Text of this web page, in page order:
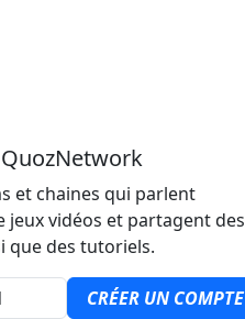
et chaines qui parlent
jeux vidéos et partagent des
que des tutoriels.
CRÉER UN COMPTE